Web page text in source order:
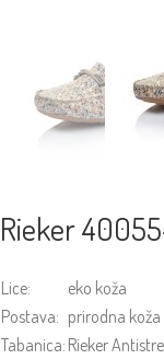
Rieker
Lice:
eko koža
Postava: prirodna koža
Tabanica: Rieker